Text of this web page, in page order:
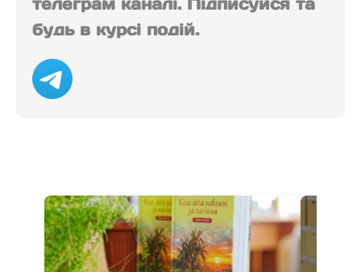
телеграм каналі. Підписуйся та
будь в курсі подій.